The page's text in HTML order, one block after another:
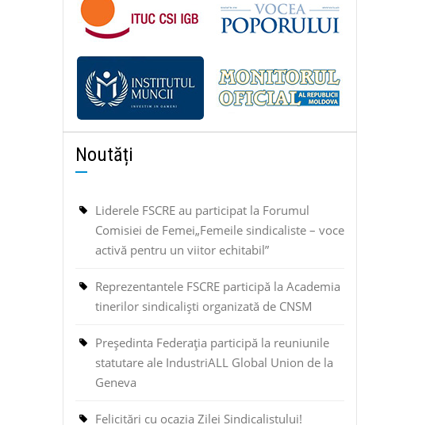
Noutăți
Liderele FSCRE au participat la Forumul
Comisiei de Femei„Femeile sindicaliste – voce
activă pentru un viitor echitabil”
Reprezentantele FSCRE participă la Academia
tinerilor sindicaliști organizată de CNSM
Președinta Federația participă la reuniunile
statutare ale IndustriALL Global Union de la
Geneva
Felicitări cu ocazia Zilei Sindicalistului!